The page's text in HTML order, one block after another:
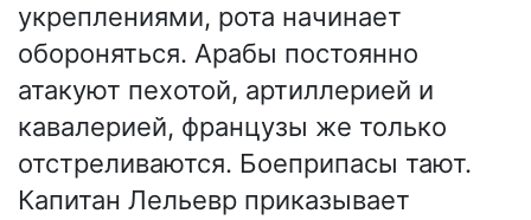
укреплениями, рота начинает
обороняться. Арабы постоянно
атакуют пехотой, артиллерией и
кавалерией, французы же только
отстреливаются. Боеприпасы тают.
Капитан Лельевр приказывает